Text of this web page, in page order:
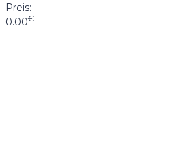
Preis:
0.00€